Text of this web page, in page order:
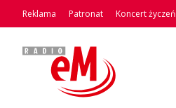
Reklama Patronat Koncert życzeń